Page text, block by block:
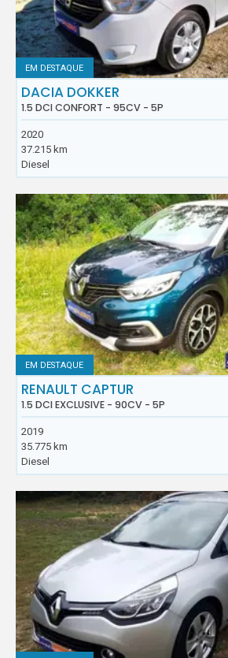
EM DESTAQUE
DACIA DOKKER
1.5 DCI CONFORT - 95CV - 5P
2020
37.215 km
Diesel
EM DESTAQUE
RENAULT CAPTUR
1.5 DCI EXCLUSIVE - 90CV - 5P
2019
35.775 km
Diesel